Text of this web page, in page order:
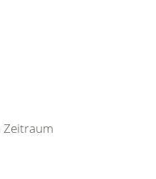
Zeitraum